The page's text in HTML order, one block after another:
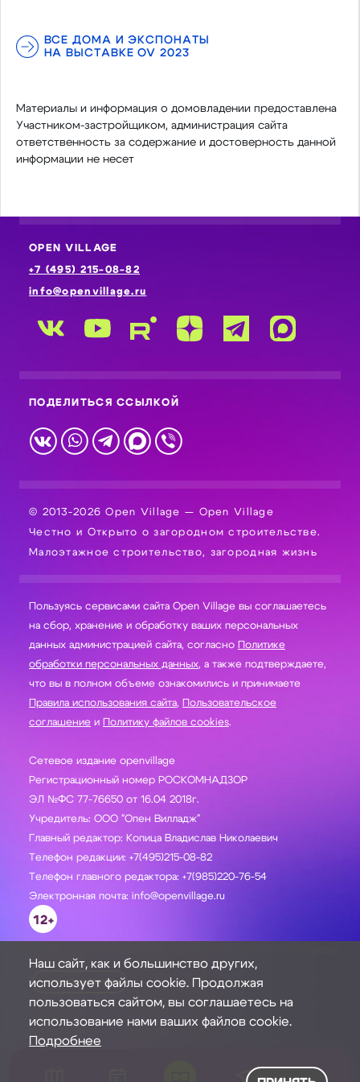
ВСЕ ДОМА И ЭКСПОНАТЫ
НА ВЫСТАВКЕ OV 2023
Материалы и информация о домовладении предоставлена
Участником-застройщиком, администрация сайта
ответственность за содержание и достоверность данной
информации не несет
OPEN VILLAGE
+7 (495) 215-08-82
info@openvillage.ru
ПОДЕЛИТЬСЯ ССЫЛКОЙ
© 2013-2026 Open Village — Open Village
Честно и Открыто о загородном строительстве.
Малоэтажное строительство, загородная жизнь
Пользуясь сервисами сайта Open Village вы соглашаетесь
на сбор, хранение и обработку ваших персональных
данных администрацией сайта, согласно Политике
обработки персональных данных, а также подтверждаете,
что вы в полном объеме ознакомились и принимаете
Правила использования сайта, Пользовательское
соглашение и Политику файлов cookies.
Сетевое издание openvillage
Регистрационный номер РОСКОМНАДЗОР
ЭЛ №ФС 77-76650 от 16.04 2018г.
Учредитель: ООО "Опен Вилладж"
Главный редактор: Копица Владислав Николаевич
Телефон редакции: +7(495)215-08-82
Телефон главного редактора: +7(985)220-76-54
Электронная почта: info@openvillage.ru
12+
ЗАДАТЬ ВОПРОС
Наш сайт, как и большинство других,
использует файлы cookie. Продолжая
пользоваться сайтом, вы соглашаетесь на
использование нами ваших файлов cookie.
Подробнее